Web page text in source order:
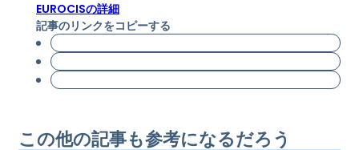
EUROCISの詳細
記事のリンクをコピーする
この他の記事も参考になるだろう